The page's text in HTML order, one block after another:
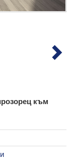
към